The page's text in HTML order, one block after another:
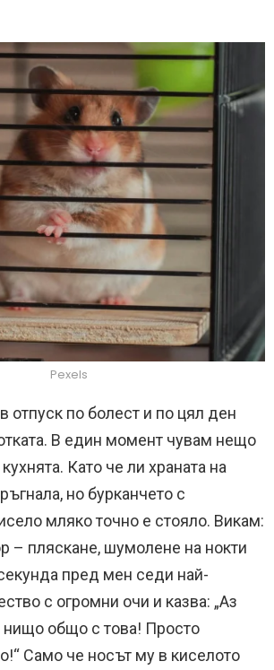
Pexels
отпуск по болест и по цял ден
В един момент чувам нещо
Като че ли храната на
но бурканчето с
мляко точно е стояло. Викам:
– пляскане, шумолене на нокти
пред мен седи най-
с огромни очи и казва: „Аз
общо с това! Просто
Само че носът му в киселото